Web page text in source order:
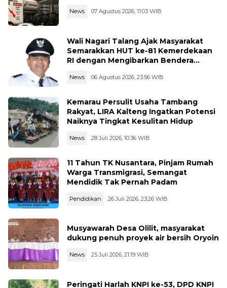
News 07 Agustus 2026, 11:03 WIB
Wali Nagari Talang Ajak Masyarakat
Semarakkan HUT ke-81 Kemerdekaan
RI dengan Mengibarkan Bendera
News 06 Agustus 2026, 23:56 WIB
Kemarau Persulit Usaha Tambang
Rakyat, LIRA Kalteng Ingatkan Potensi
Naiknya Tingkat Kesulitan Hidup
News 28 Juli 2026, 10:36 WIB
11 Tahun TK Nusantara, Pinjam Rumah
Warga Transmigrasi, Semangat
Mendidik Tak Pernah Padam
Pendidikan 26 Juli 2026, 23:26 WIB
Musyawarah Desa Olilit, masyarakat
dukung penuh proyek air bersih Oryoin
News 25 Juli 2026, 21:19 WIB
Peringati Harlah KNPI ke-53, DPD KNPI